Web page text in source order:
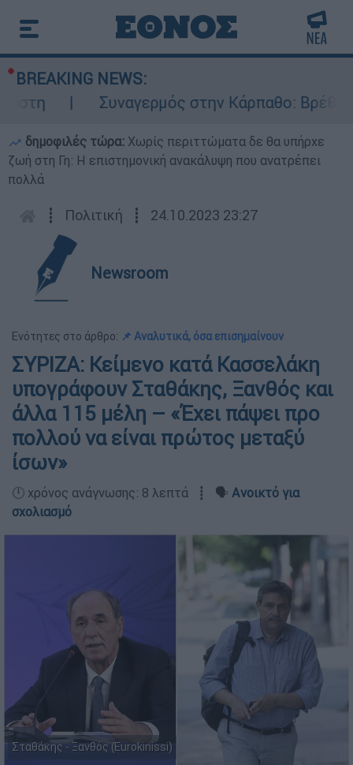
BREAKING NEWS:
Συναγερμός στην Κάρπαθο: Βρέθηκαν παλιά
δημοφιλές τώρα: Χωρίς περιττώματα δε θα υπήρχε
ζωή στη Γη: Η επιστημονική ανακάλυψη που ανατρέπει
πολλά
┋ Πολιτική ┋ 24.10.2023 23:27
Newsroom
Ενότητες στο άρθρο: 📌 Αναλυτικά, όσα επισημαίνουν
ΣΥΡΙΖΑ: Κείμενο κατά Κασσελάκη
υπογράφουν Σταθάκης, Ξανθός και
άλλα 115 μέλη – «Έχει πάψει προ
πολλού να είναι πρώτος μεταξύ
ίσων»
🕛 χρόνος ανάγνωσης: 8 λεπτά ┋ 🗣️ Ανοικτό για
σχολιασμό
Σταθάκης - Ξανθός (Eurokinissi)